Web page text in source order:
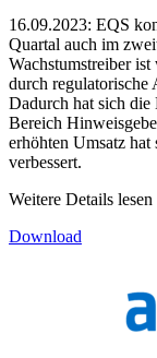
16.09.2023: EQS
Quartal auch im
Wachstumstreiber
durch regulatorische
Dadurch hat sich
Bereich
erhöhten Umsatz
verbessert.
Weitere Details
Download